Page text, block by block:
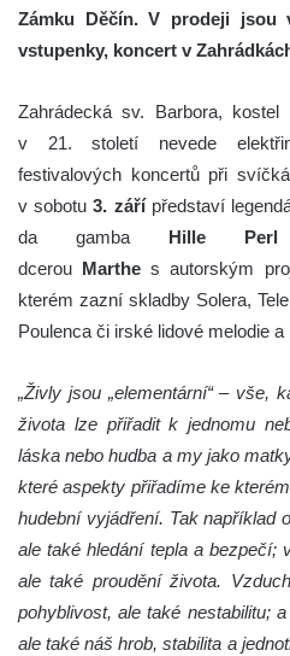
Zámku Děčín. V prodeji jsou
vstupenky, koncert v
Zahrádecká sv. Barbora,
v 21. století nevede
festivalových koncertů při
v sobotu3. zářípředstaví
da gamba Hille Perl
dcerou Marthe s autorským
kterém zazní skladby Solera,
Poulenca či irské lidové melodie
„Živly jsou „elementární“ – vše,
života lze přiřadit k jednomu
láska nebo hudba a my jako
které aspekty přiřadíme ke
hudební vyjádření. Tak například
ale také hledání tepla a bezpečí;
ale také proudění života.
pohyblivost, ale také nestabilitu;
ale také náš hrob, stabilita a